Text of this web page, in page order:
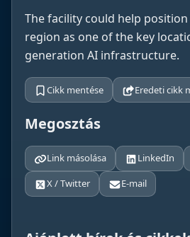
The facility could help position
region as one of the key
generation AI infrastructure.
Cikk mentése Eredeti cikk
Megosztás
Link másolása LinkedIn
X / Twitter
E-mail